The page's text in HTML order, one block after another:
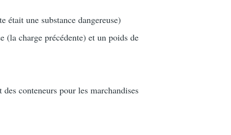
était une substance dangereuse)
(la charge précédente) et un poids de
conteneurs pour les marchandises